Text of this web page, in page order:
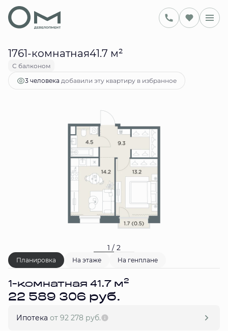
1-комнатная41.7 м 22 589 306 руб.
Ипотекаот 92 278 руб.
1761-комнатная41.7 м²
С балконом
3 человекa добавили эту квартиру в избранное
1 / 2
Планировка На этаже На генплане
1-комнатная 41.7 м2
22 589 306 руб.
Ипотека от 92 278 руб.